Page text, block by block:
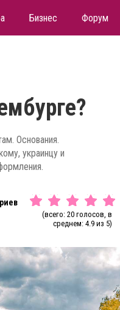
Бизнес Форум
Основания.
украинцу и
(всего: 20 голосов, в
среднем: 4.9 из 5)